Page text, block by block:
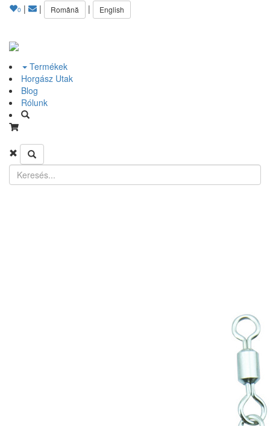
0 | | Română | English
Termékek
Horgász Utak
Blog
Rólunk